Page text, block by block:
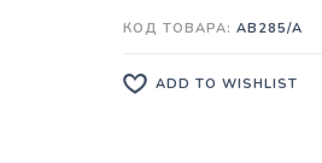
КОД ТОВАРА: AB285/A
ADD TO WISHLIST